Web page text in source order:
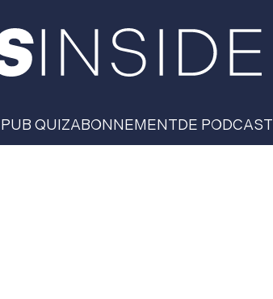
PUB QUIZABONNEMENTDE PODCAST